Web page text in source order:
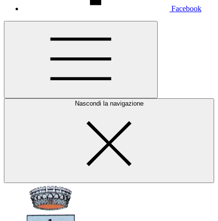
Facebook
Nascondi la navigazione